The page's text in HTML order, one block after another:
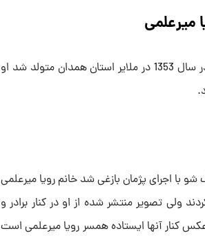
میرعلمی
حسین کیانی کارگردان و نمایشنامه نویس ایرانی اصل که در سال 1353 در ملایر استان همدان متولد شد او
شو با اجرای پژمان بازغی شد خانم رویا میرعلمی
ولی تصویر منتشر شده از او در کنار برادر و
کنار آنها ایستاده همسر رویا میرعلمی است